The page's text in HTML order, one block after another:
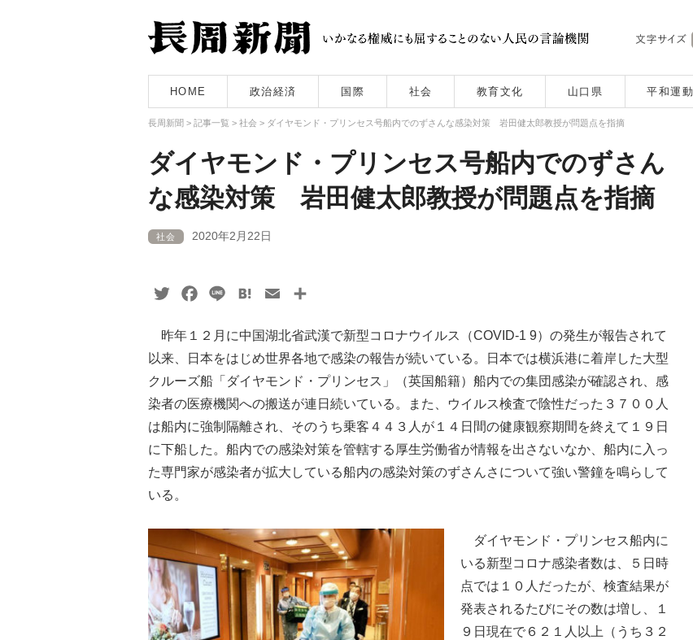
HOME 政治経済 国際 社会 教育文化 山口県 平和運動
長周新聞 > 記事一覧 > 社会 > ダイヤモンド・プリンセス号船内でのずさんな感染対策 岩田健太郎教授が問題点を指摘
ダイヤモンド・プリンセス号船内でのずさん
な感染対策 岩田健太郎教授が問題点を指摘
社会 2020年2月22日
TwitterFacebook
Line HatenaEmail
昨年１２月に中国湖北省武漢で新型コロナウイルス（COVID-1 9）の発生が報告されて
以来、日本をはじめ世界各地で感染の報告が続いている。日本では横浜港に着岸した大型
クルーズ船「ダイヤモンド・プリンセス」（英国船籍）船内での集団感染が確認され、感
染者の医療機関への搬送が連日続いている。また、ウイルス検査で陰性だった３７００人
は船内に強制隔離され、そのうち乗客４４３人が１４日間の健康観察期間を終えて１９日
に下船した。船内での感染対策を管轄する厚生労働省が情報を出さないなか、船内に入っ
た専門家が感染者が拡大している船内の感染対策のずさんさについて強い警鐘を鳴らして
いる。
ダイヤモンド・プリンセス船内に
いる新型コロナ感染者数は、５日時
点では１０人だったが、検査結果が
発表されるたびにその数は増し、１
９日現在で６２１人以上（うち３２